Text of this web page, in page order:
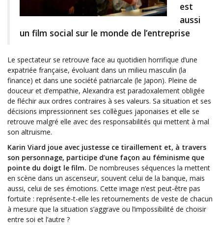
est
aussi
un film social sur le monde de l’entreprise
Le spectateur se retrouve face au quotidien horrifique d’une
expatriée française, évoluant dans un milieu masculin (la
finance) et dans une société patriarcale (le Japon). Pleine de
douceur et d’empathie, Alexandra est paradoxalement obligée
de fléchir aux ordres contraires à ses valeurs. Sa situation et ses
décisions impressionnent ses collègues japonaises et elle se
retrouve malgré elle avec des responsabilités qui mettent à mal
son altruisme.
Karin Viard joue avec justesse ce tiraillement et, à travers
son personnage, participe d’une façon au féminisme que
pointe du doigt le film. De nombreuses séquences la mettent
en scène dans un ascenseur, souvent celui de la banque, mais
aussi, celui de ses émotions. Cette image n’est peut-être pas
fortuite : représente-t-elle les retournements de veste de chacun
à mesure que la situation s’aggrave ou l’impossibilité de choisir
entre soi et l’autre ?